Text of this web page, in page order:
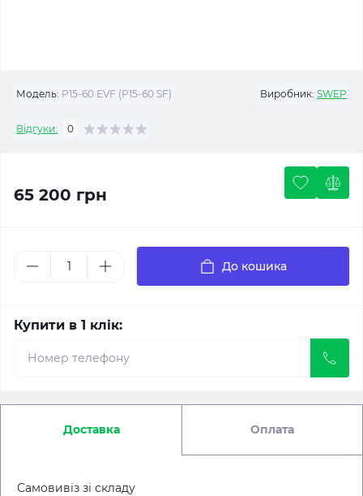
Модель: P15-60 EVF (P15-60 SF) Виробник: SWEP
Відгуки: 0
65 200 грн
До кошика
Купити в 1 клік:
Доставка Оплата
Самовивіз зі складу